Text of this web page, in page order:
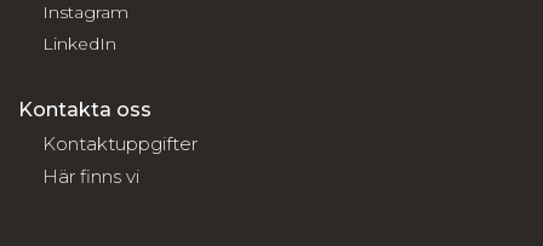
Instagram
LinkedIn
Kontakta oss
Kontaktuppgifter
Här finns vi